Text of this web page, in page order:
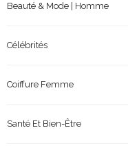
Beauté & Mode | Homme
Célébrités
Coiffure Femme
Santé Et Bien-Être